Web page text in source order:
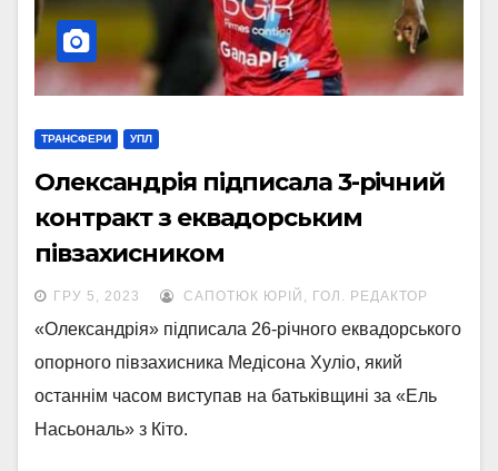
ТРАНСФЕРИ УПЛ
Олександрія підписала 3-річний
контракт з еквадорським
півзахисником
ГРУ 5, 2023 САПОТЮК ЮРІЙ, ГОЛ. РЕДАКТОР
«Олександрія» підписала 26-річного еквадорського
опорного півзахисника Медісона Хуліо, який
останнім часом виступав на батьківщині за «Ель
Насьональ» з Кіто.